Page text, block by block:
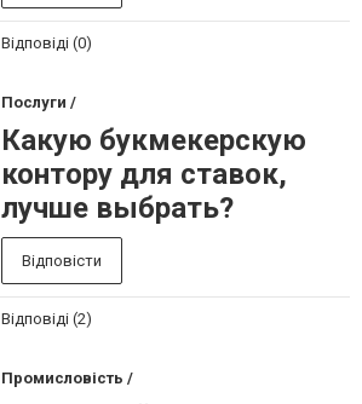
Відповіді (0)
Послуги /
Какую букмекерскую
контору для ставок,
лучше выбрать?
Відповісти
Відповіді (2)
Промисловість /